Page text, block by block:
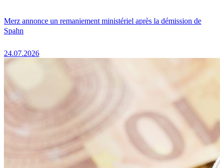
Merz annonce un remaniement ministériel après la démission de
Spahn
24.07.2026